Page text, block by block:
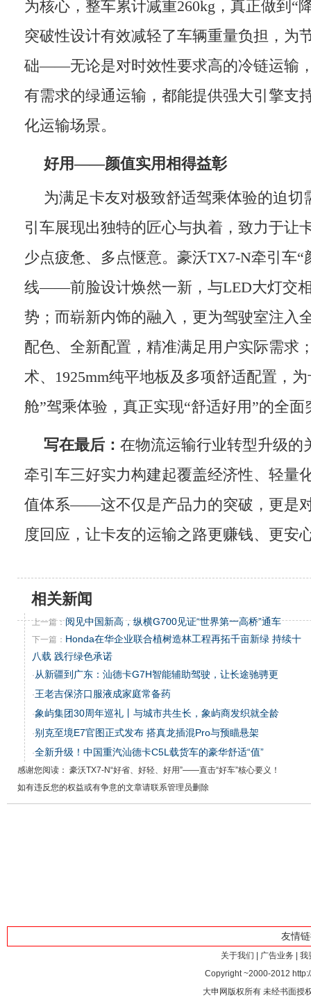
为核心，整车累计减重260kg，真正做到“
突破性设计有效减轻了车辆重量负担，为
础——无论是对时效性要求高的冷链运输
有需求的绿通运输，都能提供强大引擎支
化运输场景。
好用——颜值实用相得益彰
为满足卡友对极致舒适驾乘体验的迫切
引车展现出独特的匠心与执着，致力于让
少点疲惫、多点惬意。豪沃TX7-N牵引车“
线——前脸设计焕然一新，与LED大灯交
势；而崭新内饰的融入，更为驾驶室注入
配色、全新配置，精准满足用户实际需求
术、1925mm纯平地板及多项舒适配置，
舱”驾乘体验，真正实现“舒适好用”的全面
写在最后： 在物流运输行业转型升级的
牵引车三好实力构建起覆盖经济性、轻量
值体系——这不仅是产品力的突破，更是
度回应，让卡友的运输之路更赚钱、更安
相关新闻
上一篇：阅见中国新高，纵横G700见证“世界第一高桥”通车
下一篇： Honda在华企业联合植树造林工程再拓千亩新绿 持续十
八载 践行绿色承诺
· 从新疆到广东：汕德卡G7H智能辅助驾驶，让长途驰骋更
·王老吉保济口服液成家庭常备药
·象屿集团30周年巡礼丨与城市共生长，象屿商发织就全龄
·别克至境E7官图正式发布 搭真龙插混Pro与预瞄悬架
·全新升级！中国重汽汕德卡C5L载货车的豪华舒适“值”
感谢您阅读： 豪沃TX7-N“好省、好轻、好用”——直击“好车”核心要义！
如有违反您的权益或有争意的文章请联系管理员删除
友情
关于我们 广告业务
我
Copyright ~2000-2012
大申网版权所有 未经书面授